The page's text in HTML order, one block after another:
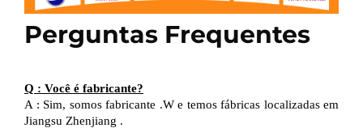
Perguntas Frequentes
Q : Você é fabricante?
A : Sim, somos fabricante .W e temos fábricas localizadas em
Jiangsu Zhenjiang .